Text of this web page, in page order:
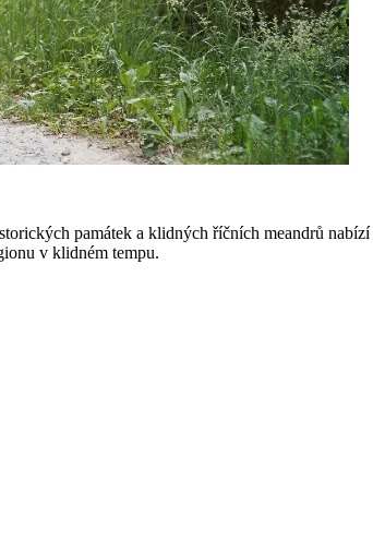
památek a klidných říčních meandrů
v klidném tempu.